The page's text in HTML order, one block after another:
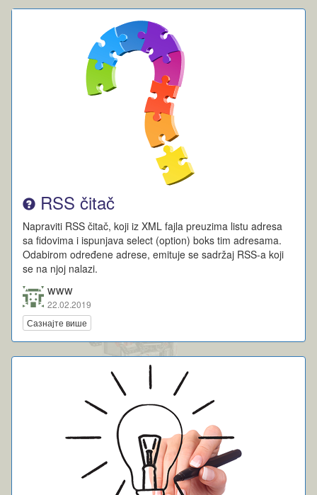
RSS čitač
Napraviti RSS čitač, koji iz XML fajla preuzima listu adresa
sa fidovima i ispunjava select (option) boks tim adresama.
Odabirom određene adrese, emituje se sadržaj RSS-a koji
se na njoj nalazi.
www
22.02.2019
Сазнајте више